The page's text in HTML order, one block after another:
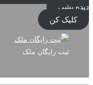
دیده بشی
کلیک کن
ثبت رایگان ملک